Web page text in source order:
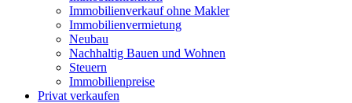
Immobilienverkauf ohne Makler
Immobilienvermietung
Neubau
Nachhaltig Bauen und Wohnen
Steuern
Immobilienpreise
Privat verkaufen